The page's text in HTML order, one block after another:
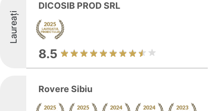
Laureați
DICOSIB PROD SRL
8.5
Rovere Sibiu